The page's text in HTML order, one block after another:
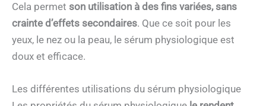
Cela permet son utilisation à des fins variées, sans
crainte d’effets secondaires. Que ce soit pour les
yeux, le nez ou la peau, le sérum physiologique est
doux et efficace.
Les différentes utilisations du sérum physiologique